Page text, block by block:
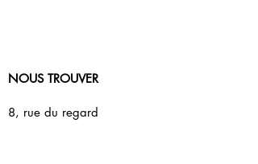
NOUS TROUVER
8, rue du regard